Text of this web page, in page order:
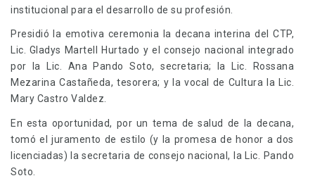
institucional para el desarrollo de su profesión.
Presidió la emotiva ceremonia la decana interina del CTP,
Lic. Gladys Martell Hurtado y el consejo nacional integrado
por la Lic. Ana Pando Soto, secretaria; la Lic. Rossana
Mezarina Castañeda, tesorera; y la vocal de Cultura la Lic.
Mary Castro Valdez.
En esta oportunidad, por un tema de salud de la decana,
tomó el juramento de estilo (y la promesa de honor a dos
licenciadas) la secretaria de consejo nacional, la Lic. Pando
Soto.